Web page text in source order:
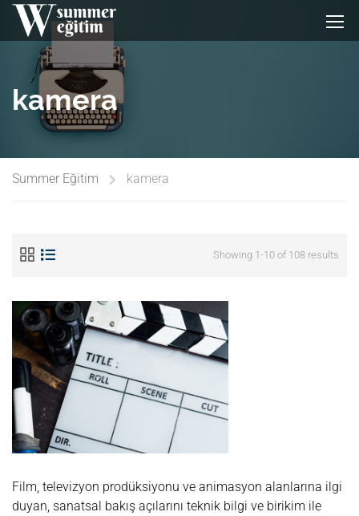
kamera
Summer Eğitim kamera
Showing 1-10 of 108 results
Film, televizyon prodüksiyonu ve animasyon alanlarına ilgi
duyan, sanatsal bakış açılarını teknik bilgi ve birikim ile